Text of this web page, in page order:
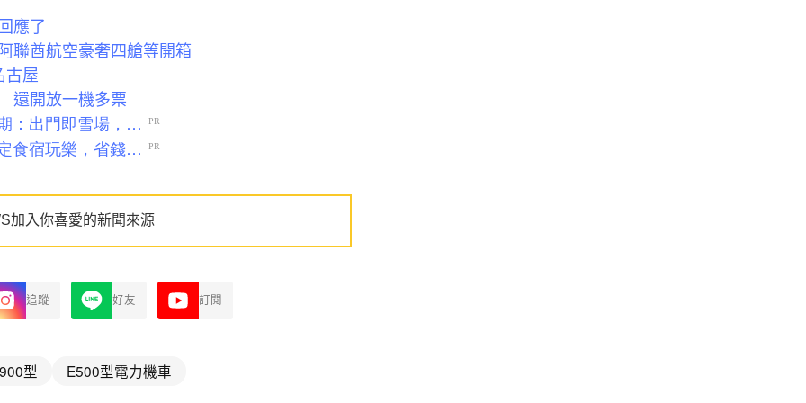
應了
聯酋航空豪奢四艙等開箱
古屋
還開放一機多票
加入你喜愛的新聞來源
追蹤 好友 訂閱
型 E500型電力機車